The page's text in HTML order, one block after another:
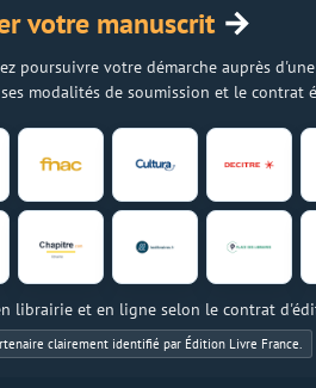
votre manuscrit →
poursuivre votre démarche auprès
modalités de soumission et le contrat
librairie et en ligne selon le contrat
clairement identifié par Édition Livre France.